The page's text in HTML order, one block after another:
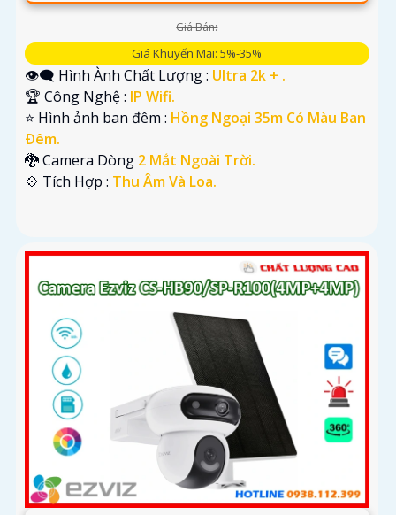
Giá Bán:
Giá Khuyến Mại: 5%-35%
👁️‍🗨 Hình Ành Chất Lượng : Ultra 2k + .
🏆 Công Nghệ : IP Wifi.
⭐ Hình ảnh ban đêm : Hồng Ngoại 35m Có Màu Ban
Ðêm.
🐉️ Camera Dòng 2 Mắt Ngoài Trời.
️💠 Tích Hợp : Thu Âm Và Loa.